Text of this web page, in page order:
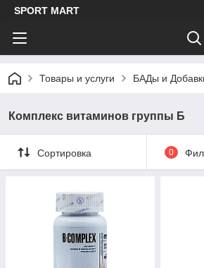
SPORT MART
Товары и услуги БАДы и
Комплекс витаминов группы Б
Сортировка 0